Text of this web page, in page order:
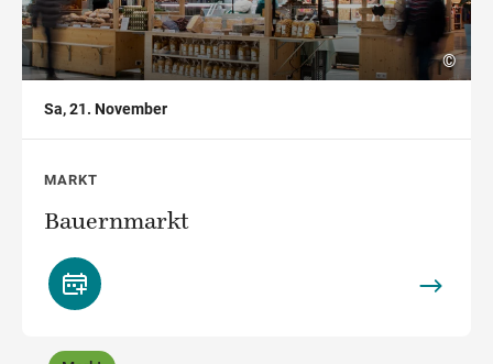
©
Sa, 21. November
MARKT
Bauernmarkt